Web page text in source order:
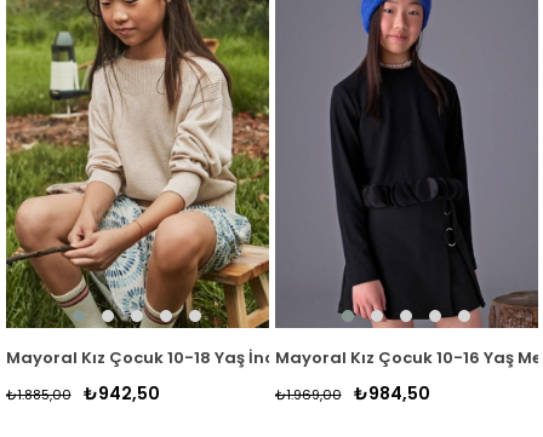
İnce Mevsimlik Triko 6349 Bej
Mayoral Kız Çocuk 10-16 Yaş Mevsimlik İnce Triko Kazak
₺984,50
₺1.969,00
Mayoral Kız Çocuk 4-9
₺804,50
₺1.609,00